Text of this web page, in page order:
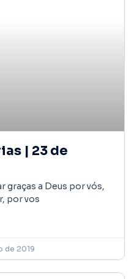
| 23 de
graças a Deus por vós,
por vos
de 2019